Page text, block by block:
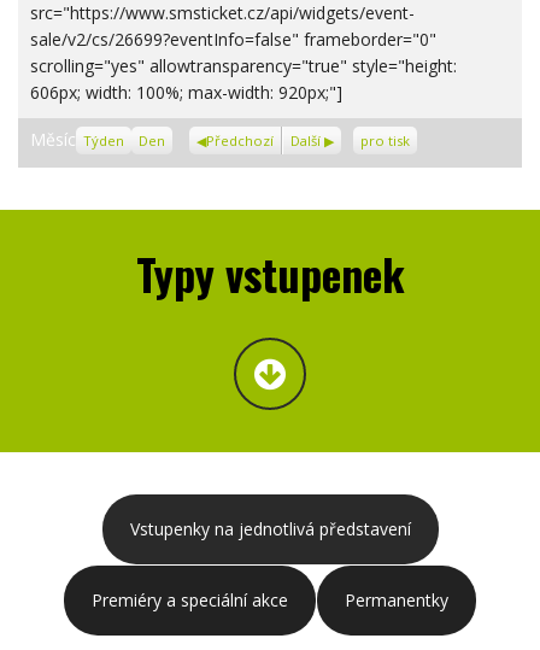
src="https://www.smsticket.cz/api/widgets/event-
sale/v2/cs/26699?eventInfo=false" frameborder="0"
scrolling="yes" allowtransparency="true" style="height:
606px; width: 100%; max-width: 920px;"]
Měsíc Týden Den Předchozí Další Zobrazení
pro tisk
Typy vstupenek
Vstupenky na jednotlivá představení
Premiéry a speciální akce Permanentky